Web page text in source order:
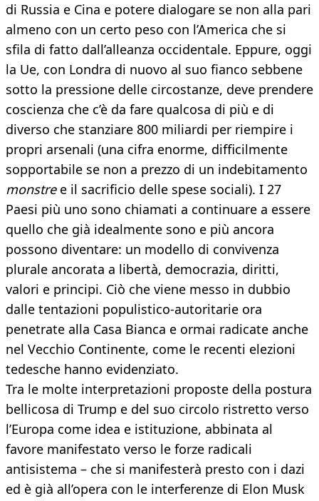
di Russia e Cina e potere dialogare se non alla pari
almeno con un certo peso con l’America che si
sfila di fatto dall’alleanza occidentale. Eppure, oggi
la Ue, con Londra di nuovo al suo fianco sebbene
sotto la pressione delle circostanze, deve prendere
coscienza che c’è da fare qualcosa di più e di
diverso che stanziare 800 miliardi per riempire i
propri arsenali (una cifra enorme, difficilmente
sopportabile se non a prezzo di un indebitamento
monstre e il sacrificio delle spese sociali). I 27
Paesi più uno sono chiamati a continuare a essere
quello che già idealmente sono e più ancora
possono diventare: un modello di convivenza
plurale ancorata a libertà, democrazia, diritti,
valori e principi. Ciò che viene messo in dubbio
dalle tentazioni populistico-autoritarie ora
penetrate alla Casa Bianca e ormai radicate anche
nel Vecchio Continente, come le recenti elezioni
tedesche hanno evidenziato.
Tra le molte interpretazioni proposte della postura
bellicosa di Trump e del suo circolo ristretto verso
l’Europa come idea e istituzione, abbinata al
favore manifestato verso le forze radicali
antisistema – che si manifesterà presto con i dazi
ed è già all’opera con le interferenze di Elon Musk